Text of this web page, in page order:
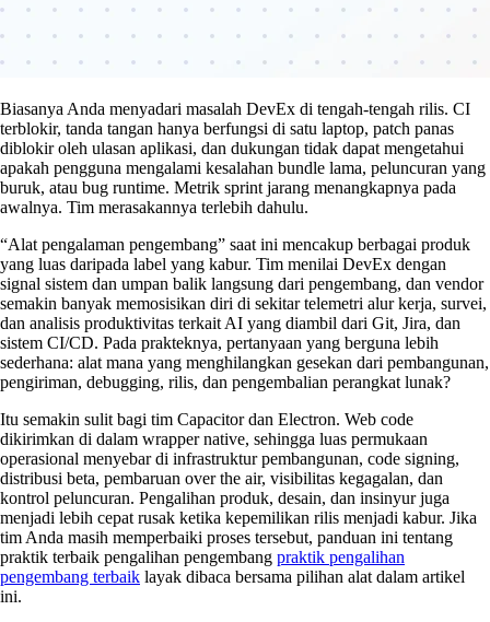
Biasanya Anda menyadari masalah DevEx di tengah-tengah rilis. CI
terblokir, tanda tangan hanya berfungsi di satu laptop, patch panas
diblokir oleh ulasan aplikasi, dan dukungan tidak dapat mengetahui
apakah pengguna mengalami kesalahan bundle lama, peluncuran yang
buruk, atau bug runtime. Metrik sprint jarang menangkapnya pada
awalnya. Tim merasakannya terlebih dahulu.
“Alat pengalaman pengembang” saat ini mencakup berbagai produk
yang luas daripada label yang kabur. Tim menilai DevEx dengan
signal sistem dan umpan balik langsung dari pengembang, dan vendor
semakin banyak memosisikan diri di sekitar telemetri alur kerja, survei,
dan analisis produktivitas terkait AI yang diambil dari Git, Jira, dan
sistem CI/CD. Pada prakteknya, pertanyaan yang berguna lebih
sederhana: alat mana yang menghilangkan gesekan dari pembangunan,
pengiriman, debugging, rilis, dan pengembalian perangkat lunak?
Itu semakin sulit bagi tim Capacitor dan Electron. Web code
dikirimkan di dalam wrapper native, sehingga luas permukaan
operasional menyebar di infrastruktur pembangunan, code signing,
distribusi beta, pembaruan over the air, visibilitas kegagalan, dan
kontrol peluncuran. Pengalihan produk, desain, dan insinyur juga
menjadi lebih cepat rusak ketika kepemilikan rilis menjadi kabur. Jika
tim Anda masih memperbaiki proses tersebut, panduan ini tentang
praktik terbaik pengalihan pengembang praktik pengalihan
pengembang terbaik layak dibaca bersama pilihan alat dalam artikel
ini.